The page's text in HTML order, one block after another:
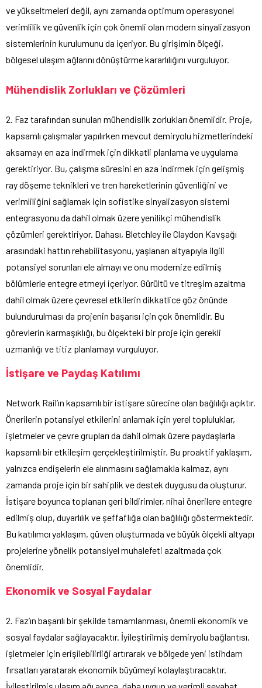
ve yükseltmeleri değil, aynı zamanda optimum operasyonel
verimlilik ve güvenlik için çok önemli olan modern sinyalizasyon
sistemlerinin kurulumunu da içeriyor. Bu girişimin ölçeği,
bölgesel ulaşım ağlarını dönüştürme kararlılığını vurguluyor.
Mühendislik Zorlukları ve Çözümleri
2. Faz tarafından sunulan mühendislik zorlukları önemlidir. Proje,
kapsamlı çalışmalar yapılırken mevcut demiryolu hizmetlerindeki
aksamayı en aza indirmek için dikkatli planlama ve uygulama
gerektiriyor. Bu, çalışma süresini en aza indirmek için gelişmiş
ray döşeme teknikleri ve tren hareketlerinin güvenliğini ve
verimliliğini sağlamak için sofistike sinyalizasyon sistemi
entegrasyonu da dahil olmak üzere yenilikçi mühendislik
çözümleri gerektiriyor. Dahası, Bletchley ile Claydon Kavşağı
arasındaki hattın rehabilitasyonu, yaşlanan altyapıyla ilgili
potansiyel sorunları ele almayı ve onu modernize edilmiş
bölümlerle entegre etmeyi içeriyor. Gürültü ve titreşim azaltma
dahil olmak üzere çevresel etkilerin dikkatlice göz önünde
bulundurulması da projenin başarısı için çok önemlidir. Bu
görevlerin karmaşıklığı, bu ölçekteki bir proje için gerekli
uzmanlığı ve titiz planlamayı vurguluyor.
İstişare ve Paydaş Katılımı
Network Rail’ın kapsamlı bir istişare sürecine olan bağlılığı açıktır.
Önerilerin potansiyel etkilerini anlamak için yerel topluluklar,
işletmeler ve çevre grupları da dahil olmak üzere paydaşlarla
kapsamlı bir etkileşim gerçekleştirilmiştir. Bu proaktif yaklaşım,
yalnızca endişelerin ele alınmasını sağlamakla kalmaz, aynı
zamanda proje için bir sahiplik ve destek duygusu da oluşturur.
İstişare boyunca toplanan geri bildirimler, nihai önerilere entegre
edilmiş olup, duyarlılık ve şeffaflığa olan bağlılığı göstermektedir.
Bu katılımcı yaklaşım, güven oluşturmada ve büyük ölçekli altyapı
projelerine yönelik potansiyel muhalefeti azaltmada çok
önemlidir.
Ekonomik ve Sosyal Faydalar
2. Faz’ın başarılı bir şekilde tamamlanması, önemli ekonomik ve
sosyal faydalar sağlayacaktır. İyileştirilmiş demiryolu bağlantısı,
işletmeler için erişilebilirliği artırarak ve bölgede yeni istihdam
fırsatları yaratarak ekonomik büyümeyi kolaylaştıracaktır.